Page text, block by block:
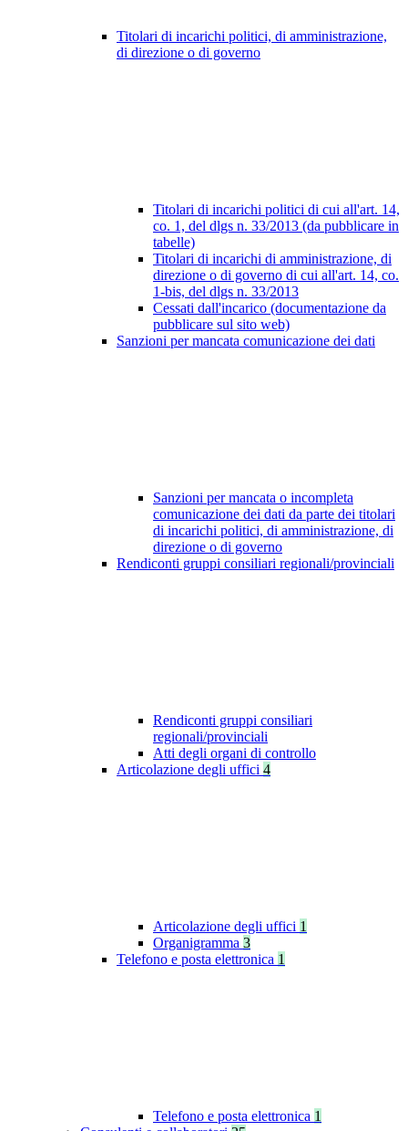
Titolari di incarichi politici, di amministrazione,
di direzione o di governo
Titolari di incarichi politici di cui all'art. 14,
co. 1, del dlgs n. 33/2013 (da pubblicare in
tabelle)
Titolari di incarichi di amministrazione, di
direzione o di governo di cui all'art. 14, co.
1-bis, del dlgs n. 33/2013
Cessati dall'incarico (documentazione da
pubblicare sul sito web)
Sanzioni per mancata comunicazione dei dati
Sanzioni per mancata o incompleta
comunicazione dei dati da parte dei titolari
di incarichi politici, di amministrazione, di
direzione o di governo
Rendiconti gruppi consiliari regionali/provinciali
Rendiconti gruppi consiliari
regionali/provinciali
Atti degli organi di controllo
Articolazione degli uffici 4
Articolazione degli uffici 1
Organigramma 3
Telefono e posta elettronica 1
Telefono e posta elettronica 1